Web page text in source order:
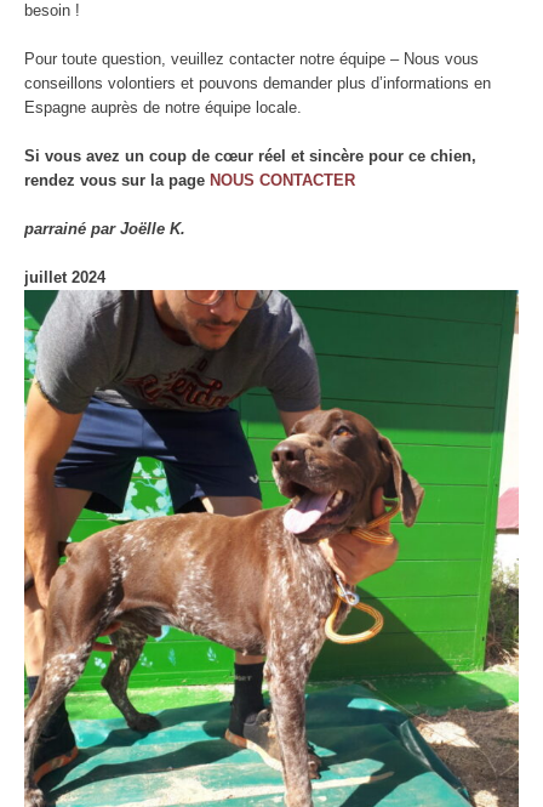
besoin !
Pour toute question, veuillez contacter notre équipe – Nous vous
conseillons volontiers et pouvons demander plus d’informations en
Espagne auprès de notre équipe locale.
Si vous avez un coup de cœur réel et sincère pour ce chien,
rendez vous sur la page NOUS CONTACTER
parrainé par Joëlle K.
juillet 2024